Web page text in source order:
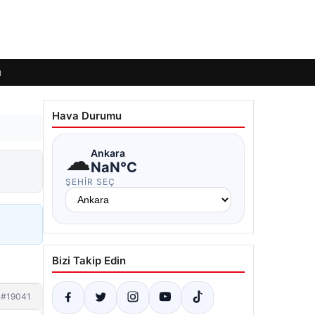
#19041
Hava Durumu
☁Ankara
NaN°C
ŞEHIR SEÇ
Bizi Takip Edin